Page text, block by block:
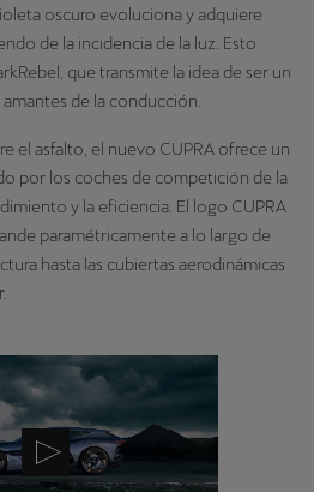
oscuro evoluciona y adquiere
de la incidencia de la luz. Esto
que transmite la idea de ser un
de la conducción.
el asfalto, el nuevo CUPRA ofrece un
por los coches de competición de la
y la eficiencia. El logo CUPRA
paramétricamente a lo largo de
hasta las cubiertas aerodinámicas